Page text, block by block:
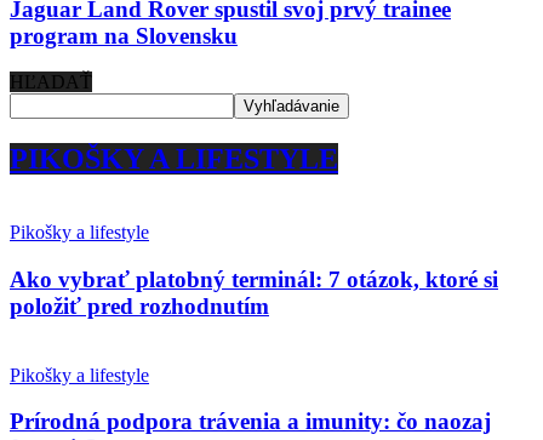
Jaguar Land Rover spustil svoj prvý trainee
program na Slovensku
HĽADAŤ
PIKOŠKY A LIFESTYLE
Pikošky a lifestyle
Ako vybrať platobný terminál: 7 otázok, ktoré si
položiť pred rozhodnutím
Pikošky a lifestyle
Prírodná podpora trávenia a imunity: čo naozaj